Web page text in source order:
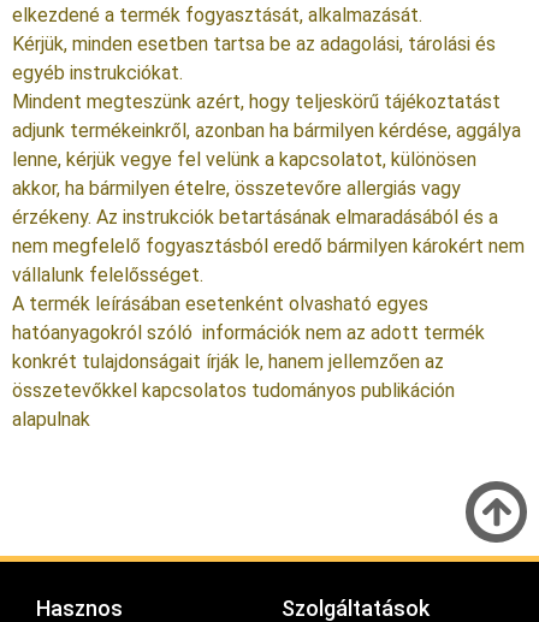
elkezdené a termék fogyasztását, alkalmazását.
Kérjük, minden esetben tartsa be az adagolási, tárolási és
egyéb instrukciókat.
Mindent megteszünk azért, hogy teljeskörű tájékoztatást
adjunk termékeinkről, azonban ha bármilyen kérdése, aggálya
lenne, kérjük vegye fel velünk a kapcsolatot, különösen
akkor, ha bármilyen ételre, összetevőre allergiás vagy
érzékeny. Az instrukciók betartásának elmaradásából és a
nem megfelelő fogyasztásból eredő bármilyen károkért nem
vállalunk felelősséget.
A termék leírásában esetenként olvasható egyes
hatóanyagokról szóló információk nem az adott termék
konkrét tulajdonságait írják le, hanem jellemzően az
összetevőkkel kapcsolatos tudományos publikáción
alapulnak
Hasznos Szolgáltatások